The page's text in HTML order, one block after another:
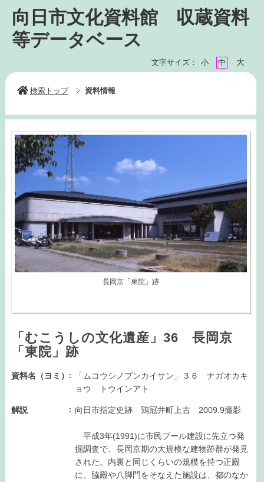
向日市文化資料館 収蔵資料
等データベース
文字サイズ： 小 中 大
検索トップ 資料情報
長岡京「東院」跡
「むこうしの文化遺産」36 長岡京
「東院」跡
資料名（ヨミ）
「ムコウシノブンカイサン」３６ ナガオカキ
ョウ トウインアト
解説 向日市指定史跡 鶏冠井町上古 2009.9撮影
平成3年(1991)に市民プール建設に先立つ発
掘調査で、長岡京期の大規模な建物跡群が発見
された。内裏と同じくらいの規模を持つ正殿
に、脇殿や八脚門をそなえた施設は、都のなか